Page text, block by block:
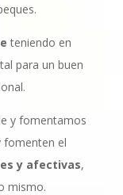
teniendo en
para un buen
y fomentamos
fomenten el
y afectivas,
mismo.